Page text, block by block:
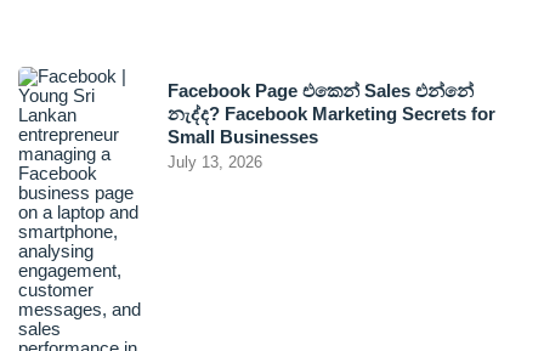
Facebook Page එකෙන් Sales එන්නේ
නැද්ද? Facebook Marketing Secrets for
Small Businesses
July 13, 2026